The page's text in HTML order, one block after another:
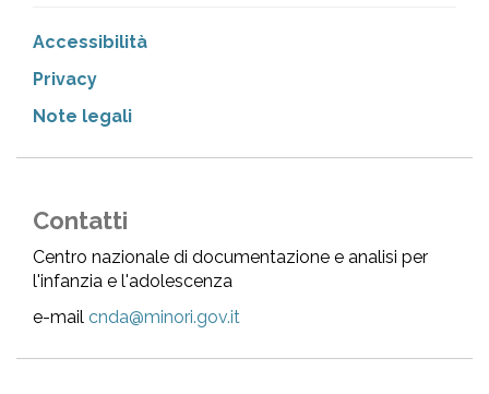
Accessibilità
Privacy
Note legali
Contatti
Centro nazionale di documentazione e analisi per
l'infanzia e l'adolescenza
e-mail cnda@minori.gov.it